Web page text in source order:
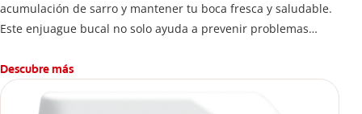
acumulación de sarro y mantener tu boca fresca y saludable.
Este enjuague bucal no solo ayuda a prevenir problemas
Descubre más